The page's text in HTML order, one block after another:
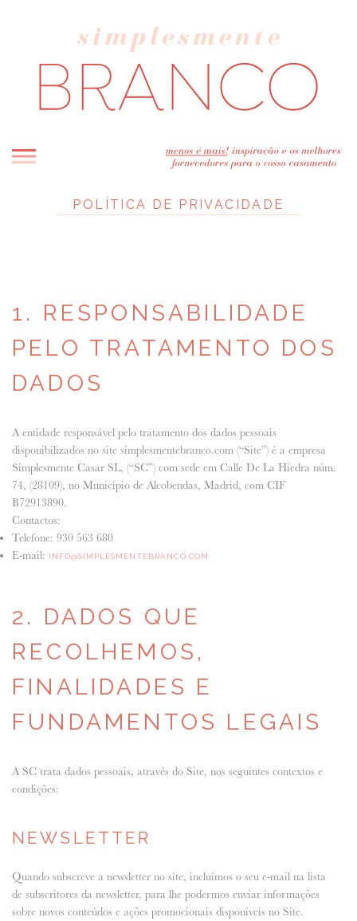
INICIO
CASAVA-ME AQUI!
FORNECEDORES RECOMENDADOS
POLÍTICA DE PRIVACIDADE
1. RESPONSABILIDADE
PELO TRATAMENTO DOS
DADOS
A entidade responsável pelo tratamento dos dados pessoais
disponibilizados no site simplesmentebranco.com (“Site”) é a empresa
Simplesmente Casar SL, (“SC”) com sede em Calle De La Hiedra núm.
74, (28109), no Municipio de Alcobendas, Madrid, com CIF
B72913890.
Contactos:
Telefone: 930 563 680
E-mail: INFO@SIMPLESMENTEBRANCO.COM
2. DADOS QUE
RECOLHEMOS,
FINALIDADES E
FUNDAMENTOS LEGAIS
A SC trata dados pessoais, através do Site, nos seguintes contextos e
condições:
NEWSLETTER
Quando subscreve a newsletter no site, incluímos o seu e-mail na lista
de subscritores da newsletter, para lhe podermos enviar informações
sobre novos conteúdos e ações promocionais disponíveis no Site.